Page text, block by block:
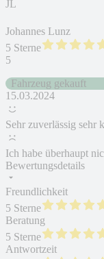
JL
Johannes Lunz
5 Sterne
5
Fahrzeug gekauft
15.03.2024
Sehr zuverlässig sehr
Ich habe überhaupt
Bewertungsdetails
Freundlichkeit
5 Sterne
Beratung
5 Sterne
Antwortzeit